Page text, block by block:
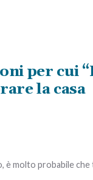
per cui
la casa
è molto probabile